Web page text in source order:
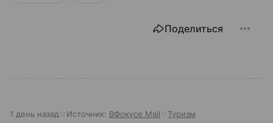
Поделиться
1 день назад Источник: ВФокусе Mail Туризм